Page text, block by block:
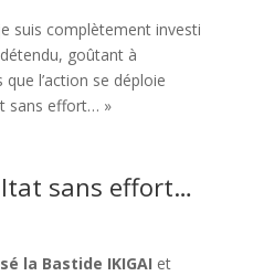
suis complètement investi
goûtant à
que l’action se déploie
sans effort… »
sans effort…
la Bastide IKIGAI et